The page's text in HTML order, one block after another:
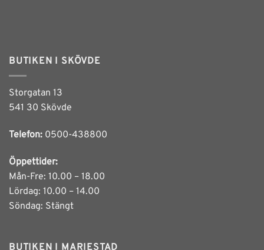
BUTIKEN I SKÖVDE
Storgatan 13
541 30 Skövde
Telefon: 0500-438800
Öppettider:
Mån-Fre: 10.00 – 18.00
Lördag: 10.00 – 14.00
Söndag: Stängt
BUTIKEN I MARIESTAD